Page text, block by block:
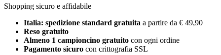
Shopping sicuro e affidabile
Italia: spedizione standard gratuita a partire da € 49,90
Reso gratuito
Almeno 1 campioncino gratuito con ogni ordine
Pagamento sicuro con crittografia SSL